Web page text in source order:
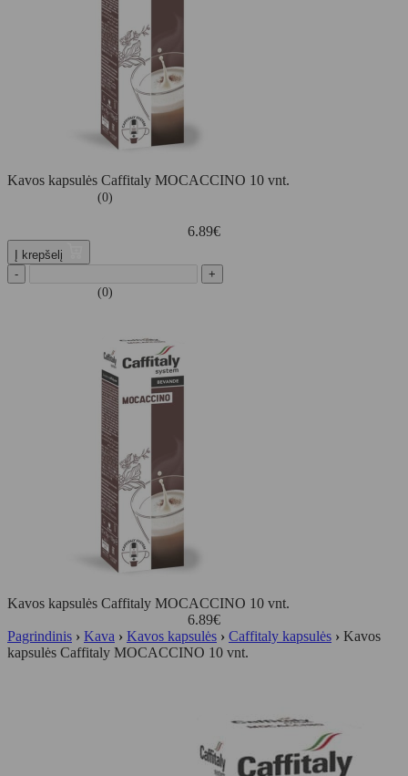
Kavos kapsulės Caffitaly MOCACCINO 10 vnt.
(0)
6.89€
Į krepšelį
-
+
(0)
Kavos kapsulės Caffitaly MOCACCINO 10 vnt.
6.89€
Pagrindinis › Kava › Kavos kapsulės › Caffitaly kapsulės › Kavos
kapsulės Caffitaly MOCACCINO 10 vnt.